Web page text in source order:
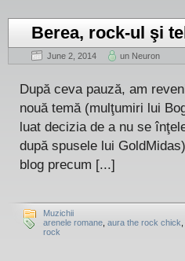
Berea, rock-ul şi
June 2, 2014 un Neuron
După ceva pauză, am
nouă temă (mulţumiri lui
luat decizia de a nu se
după spusele lui
blog precum [...]
Muzichii
arenele romane aura the rock chick
rock